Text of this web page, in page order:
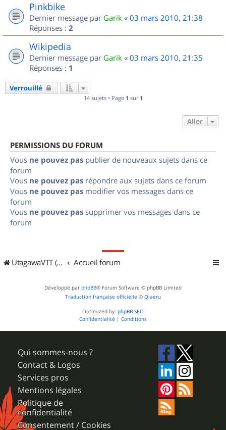
Pinkbike
Dernier message par Garik « 03 mars 2010, 21:38
Réponses : 2
Wikipedia
Dernier message par Garik « 03 mars 2010, 21:35
Réponses : 1
Verrouillé
14 sujets • Page 1 sur 1
Aller
PERMISSIONS DU FORUM
Vous ne pouvez pas publier de nouveaux sujets dans ce
forum
Vous ne pouvez pas répondre aux sujets dans ce forum
Vous ne pouvez pas modifier vos messages dans ce
forum
Vous ne pouvez pas supprimer vos messages dans ce
forum
UtagawaVTT (Randos VTT et VTTAE avec traces GPS) Accueil forum
Développé par phpBB® Forum Software © phpBB Limited
Traduction française officielle © Qiaeru
Optimized by: phpBB SEO
Confidentialité | Conditions
Qui sommes-nous ?
Contact & Logos
Services pros
Mentions légales
Politique de
confidentialité
Consentement / Cookies